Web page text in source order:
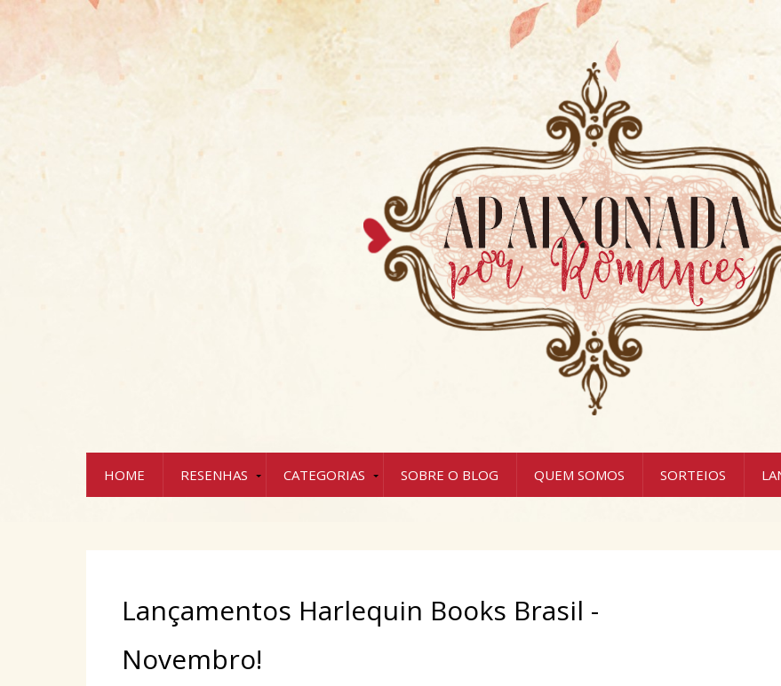
HOME RESENHAS CATEGORIAS SOBRE O BLOG QUEM SOMOS SORTEIOS
Lançamentos Harlequin Books Brasil​ -
Novembro!